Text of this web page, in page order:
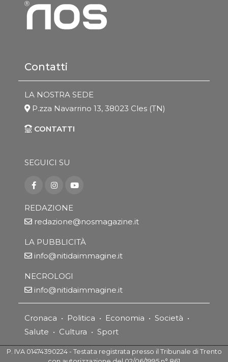
Contatti
LA NOSTRA SEDE
P.zza Navarrino 13, 38023 Cles (TN)
CONTATTI
SEGUICI SU
REDAZIONE
redazione@nosmagazine.it
LA PUBBLICITÀ
info@nitidaimmagine.it
NECROLOGI
info@nitidaimmagine.it
Cronaca • Politica • Economia • Società •
Salute • Cultura • Sport
P. IVA 01474390224 - Testata registrata presso il Tribunale di Trento